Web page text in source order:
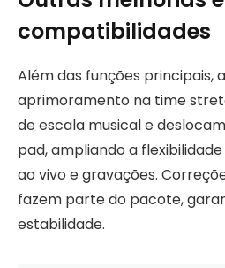
compatibilidades
Além das funções principais,
aprimoramento na time
de escala musical e
pad, ampliando a
ao vivo e gravações.
fazem parte do pacote,
estabilidade.